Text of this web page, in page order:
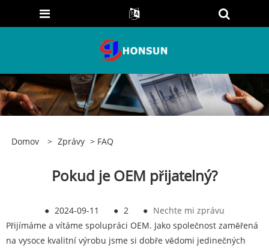
Domov > Zprávy > FAQ
Pokud je OEM přijatelný?
● 2024-09-11 ● 2 ● Nechte mi zprávu
Přijímáme a vítáme spolupráci OEM. Jako společnost zaměřená
na vysoce kvalitní výrobu jsme si dobře vědomi jedinečných